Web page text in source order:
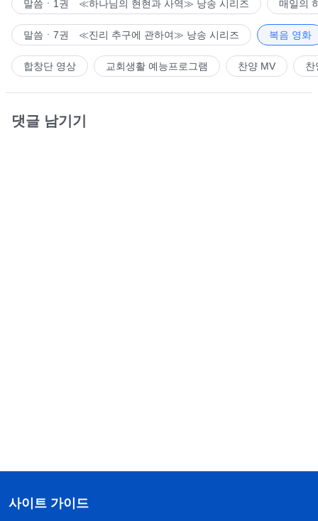
말씀ㆍ1권 ≪하나님의 현현과 사역≫ 낭송 시리즈 매일의
말씀ㆍ7권 ≪진리 추구에 관하여≫ 낭송 시리즈 복음 영화
합창단 영상 교회생활 예능프로그램 찬양 MV 찬
댓글 남기기
사이트 가이드